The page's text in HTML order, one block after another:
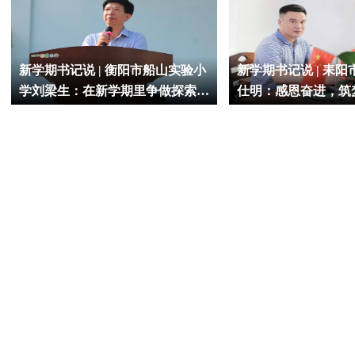
新学期书记说 | 衡阳市船山实验小
学刘梁生：在新学期里争做探索
新学期书记说 | 耒阳
仕明：感恩奋进，筑